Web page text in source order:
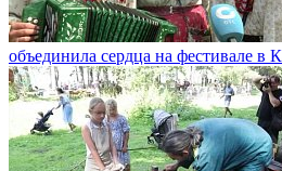
объединила сердца на фестивале в